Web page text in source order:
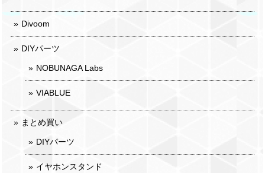
Divoom
DIYパーツ
NOBUNAGA Labs
VIABLUE
まとめ買い
DIYパーツ
イヤホンスタンド